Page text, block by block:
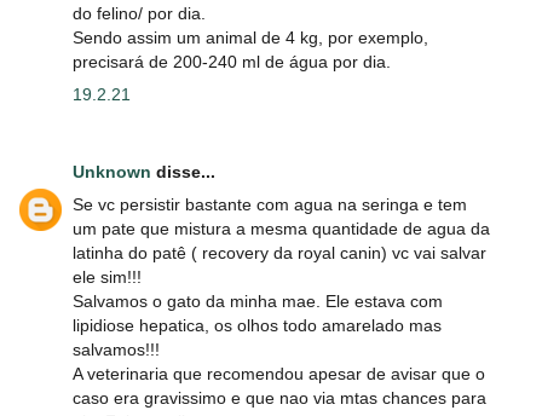
do felino/ por dia.
Sendo assim um animal de 4 kg, por exemplo,
precisará de 200-240 ml de água por dia.
19.2.21
Unknown disse...
Se vc persistir bastante com agua na seringa e tem
um pate que mistura a mesma quantidade de agua da
latinha do patê ( recovery da royal canin) vc vai salvar
ele sim!!!
Salvamos o gato da minha mae. Ele estava com
lipidiose hepatica, os olhos todo amarelado mas
salvamos!!!
A veterinaria que recomendou apesar de avisar que o
caso era gravissimo e que nao via mtas chances para